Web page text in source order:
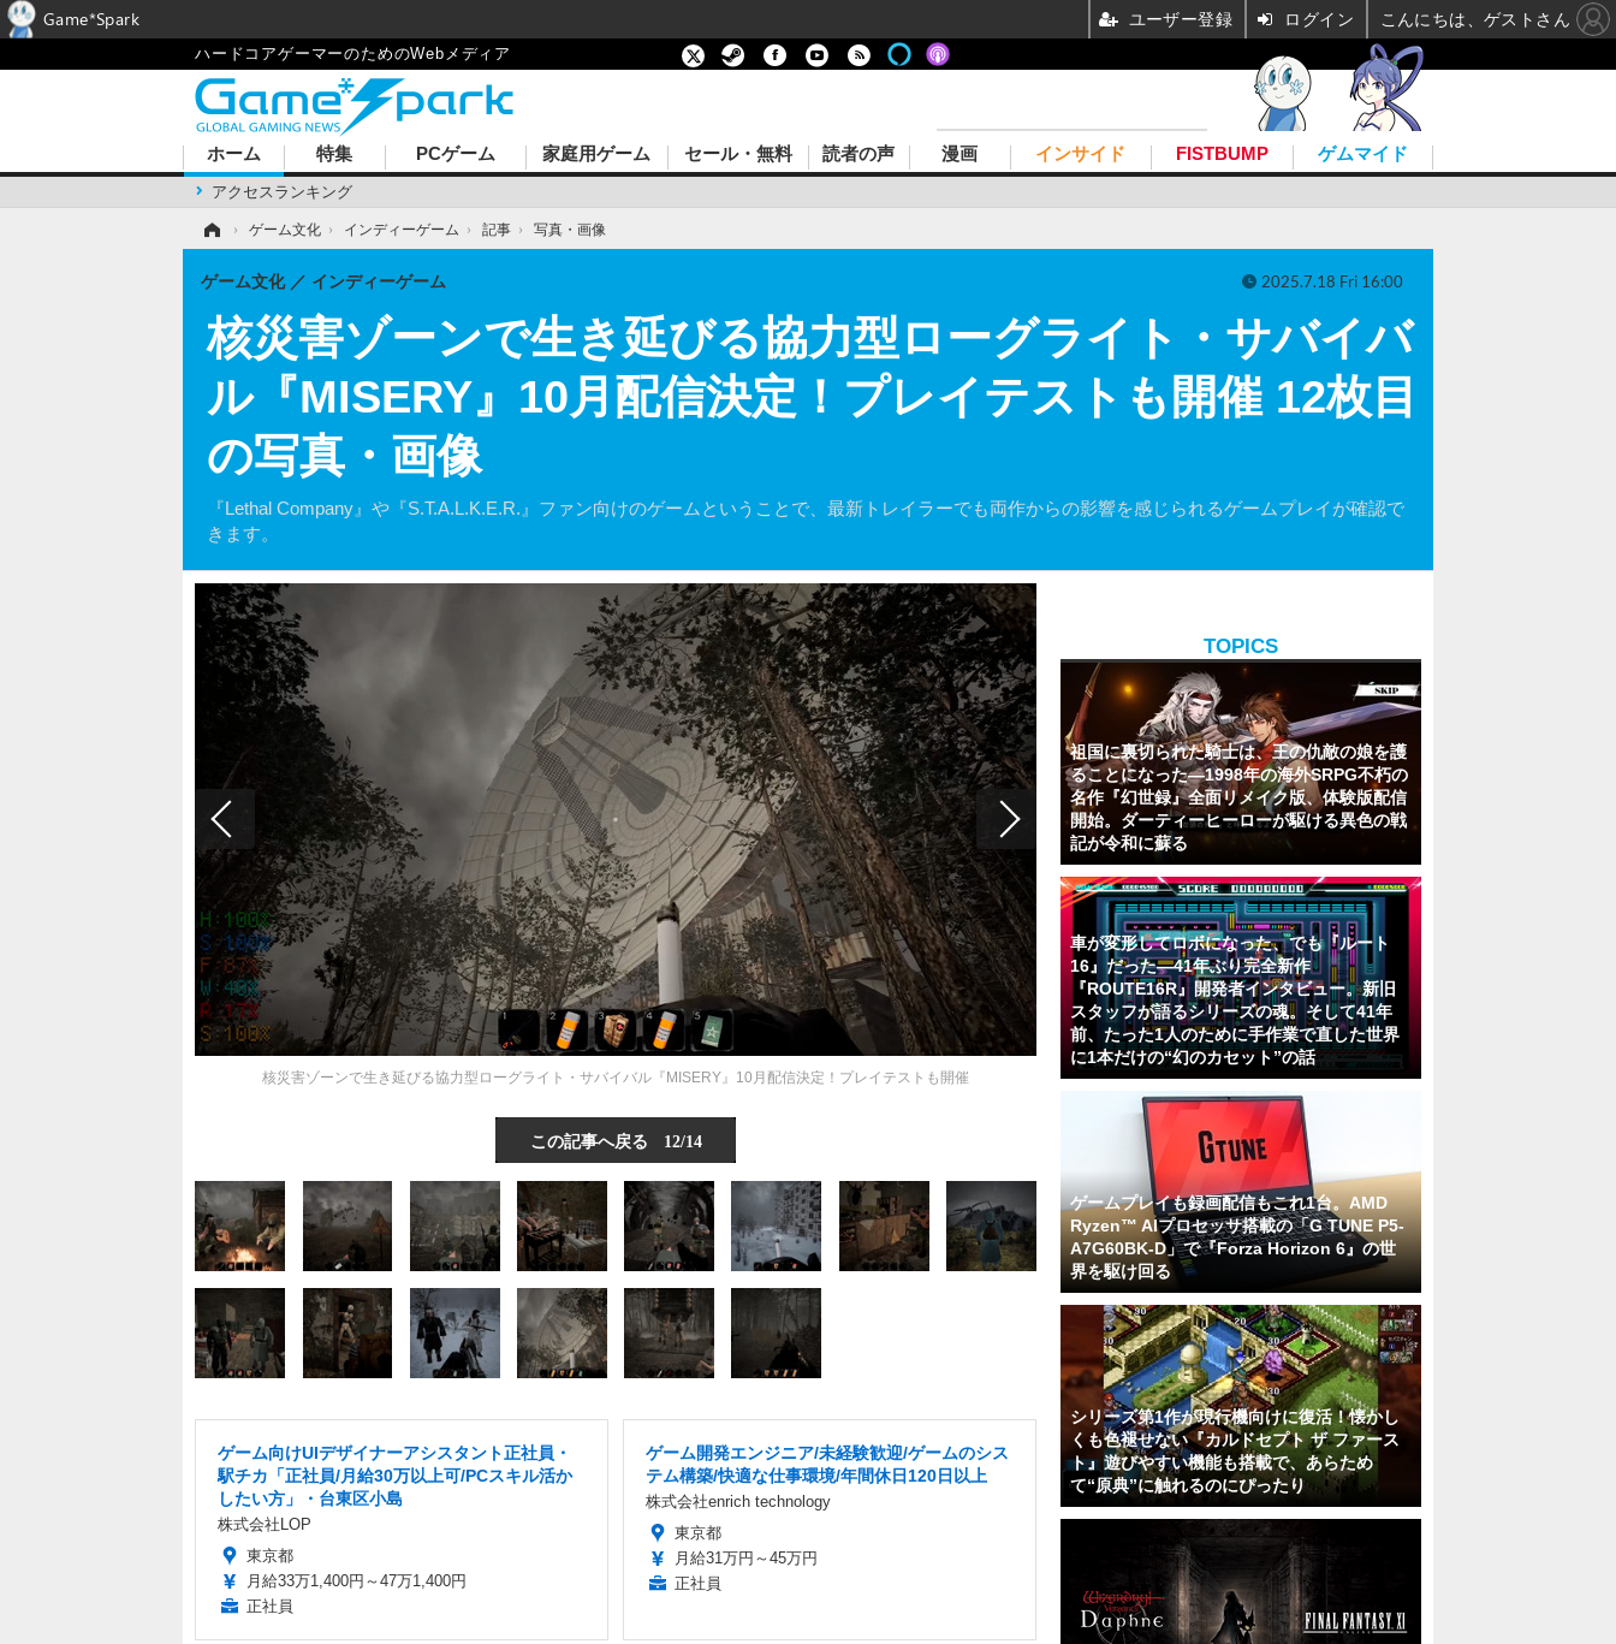
ハードコアゲーマーのためのWebメディア
ホーム
アクセスランキング
特集 PCゲーム 家庭用ゲーム セール・無料 読者の声 漫画 インサイド FISTBUMP ゲムマイド
› ゲーム文化 › インディーゲーム › 記事 › 写真・画像
核災害ゾーンで生き延びる協力型ローグライト・サバイバ
ル『MISERY』10月配信決定！プレイテストも開催 12枚目
の写真・画像
『Lethal Company』や『S.T.A.L.K.E.R.』ファン向けのゲームということで、最新トレイラーでも両作からの影響を感じられるゲームプレイが確認で
きます。
ゲーム文化 インディーゲーム 2025.7.18 Fri 16:00
核災害ゾーンで生き延びる協力型ローグライト・サバイバル『MISERY』10月配信決定！プレイテストも開催
この記事へ戻る 12/14
ゲーム向けUIデザイナーアシスタント正社員・
駅チカ「正社員/月給30万以上可/PCスキル活か
したい方」・台東区小島
株式会社LOP
東京都
月給33万1,400円～47万1,400円
正社員
ゲーム開発エンジニア/未経験歓迎/ゲームのシス
テム構築/快適な仕事環境/年間休日120日以上
株式会社enrich technology
東京都
月給31万円～45万円
正社員
TOPICS
祖国に裏切られた騎士は、王の仇敵の娘を護
ることになった―1998年の海外SRPG不朽の
名作『幻世録』全面リメイク版、体験版配信
開始。ダーティーヒーローが駆ける異色の戦
記が令和に蘇る
車が変形してロボになった、でも『ルート
16』だった―41年ぶり完全新作
『ROUTE16R』開発者インタビュー。新旧
スタッフが語るシリーズの魂。そして41年
前、たった1人のために手作業で直した世界
に1本だけの“幻のカセット”の話
ゲームプレイも録画配信もこれ1台。AMD
Ryzen™ AIプロセッサ搭載の「G TUNE P5-
A7G60BK-D」で『Forza Horizon 6』の世
界を駆け回る
シリーズ第1作が現行機向けに復活！懐かし
くも色褪せない『カルドセプト ザ ファース
ト』遊びやすい機能も搭載で、あらため
て“原典”に触れるのにぴったり
Game*Spark ユーザー登録 ログイン こんにちは、ゲストさん